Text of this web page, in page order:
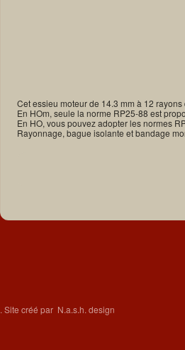
Cet essieu moteur de 14.3 mm à 12
En HOm, seule la norme RP25-88 est
En HO, vous pouvez adopter les normes
Rayonnage, bague isolante et bandage
. Site créé par N.a.s.h. design